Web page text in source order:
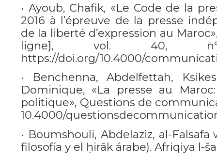
• Ayoub, Chafik, «Le Code de la
2016 à l’épreuve de la presse
de la liberté d’expression au
ligne], vol. 40,
https://doi.org/10.4000/
• Benchenna, Abdelfettah,
Dominique, «La presse au
politique», Questions de
10.4000/
• Boumshouli, Abdelaziz, al-Falsafa
filosofía y el ḥirāk árabe). Afriqiya l-